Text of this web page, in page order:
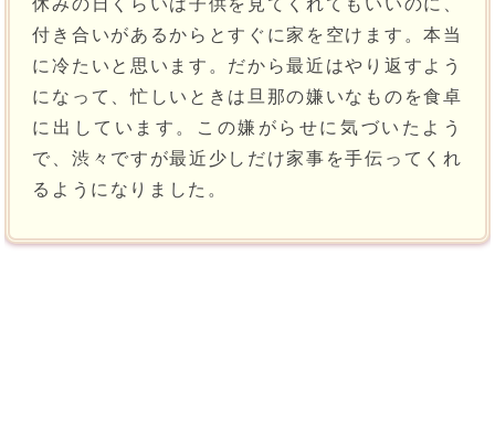
休みの日くらいは子供を見てくれてもいいのに、
付き合いがあるからとすぐに家を空けます。本当
に冷たいと思います。だから最近はやり返すよう
になって、忙しいときは旦那の嫌いなものを食卓
に出しています。この嫌がらせに気づいたよう
で、渋々ですが最近少しだけ家事を手伝ってくれ
るようになりました。